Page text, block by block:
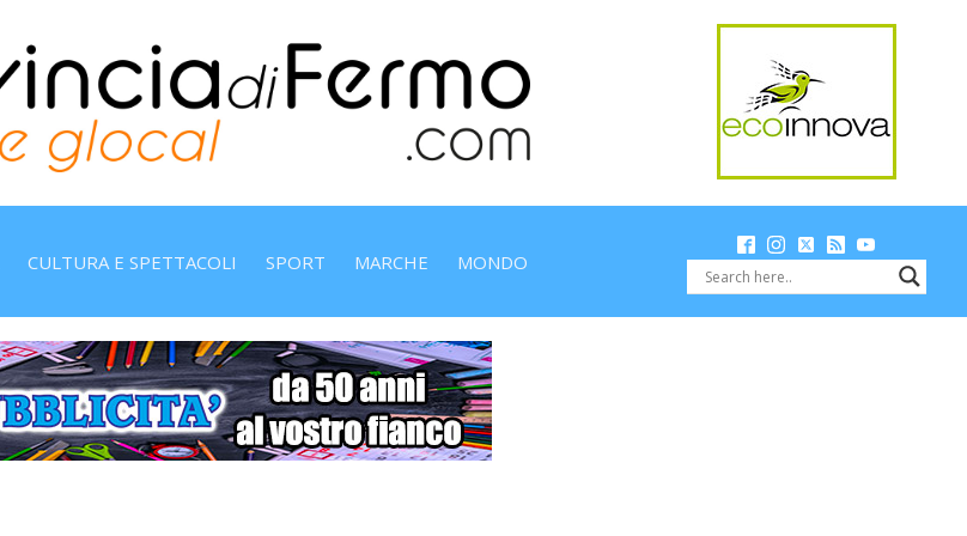
CULTURA E SPETTACOLI SPORT MARCHE MONDO